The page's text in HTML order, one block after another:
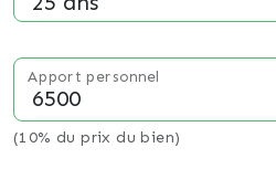
Apport personnel
(10% du prix du bien)